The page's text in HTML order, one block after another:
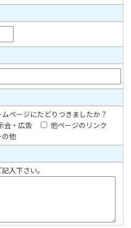
ページにたどりつきましたか？
会・広告
他ページのリンク
の他
入下さい。